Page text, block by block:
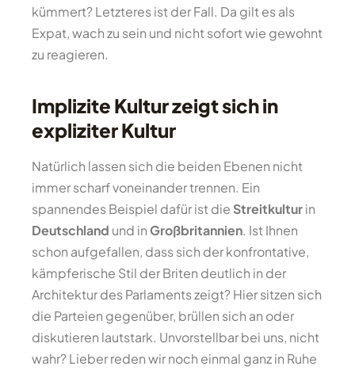
kümmert? Letzteres ist der Fall. Da gilt es als
Expat, wach zu sein und nicht sofort wie gewohnt
zu reagieren.
Implizite Kultur zeigt sich in
expliziter Kultur
Natürlich lassen sich die beiden Ebenen nicht
immer scharf voneinander trennen. Ein
spannendes Beispiel dafür ist die Streitkulturin
Deutschland und in Großbritannien. Ist Ihnen
schon aufgefallen, dass sich der konfrontative,
kämpferische Stil der Briten deutlich in der
Architektur des Parlaments zeigt? Hier sitzen sich
die Parteien gegenüber, brüllen sich an oder
diskutieren lautstark. Unvorstellbar bei uns, nicht
wahr? Lieber reden wir noch einmal ganz in Ruhe